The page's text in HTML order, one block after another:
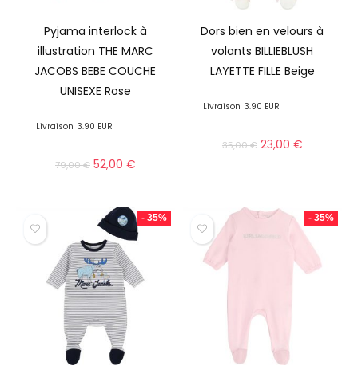
Pyjama interlock à
illustration THE MARC
JACOBS BEBE COUCHE
UNISEXE Rose
Livraison 3.90 EUR
79,00€ 52,00 €
Dors bien en velours à
volants BILLIEBLUSH
LAYETTE FILLE Beige
Livraison 3.90 EUR
35,00€ 23,00 €
- 35% - 35%